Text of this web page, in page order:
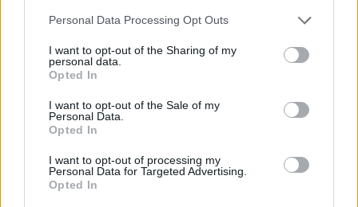
Please note that this website/app uses one or more Google
not limited to your visit or usage behaviour. You may click to
grant or deny consent to Google and its third-party tags to
use your data for below specified purposes in below Google
consent section.
Personal Data Processing Opt Outs
I want to opt-out of the Sharing of my
personal data.
Opted In
I want to opt-out of the Sale of my
Personal Data.
Opted In
I want to opt-out of processing my
Personal Data for Targeted Advertising.
Opted In